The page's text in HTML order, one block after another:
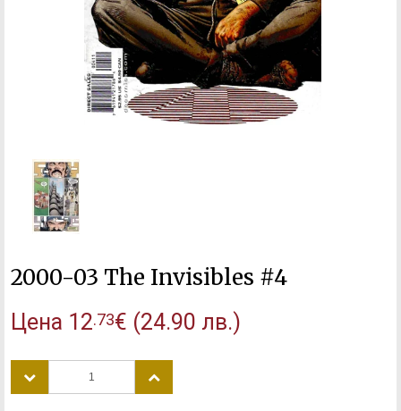
2000-03 The Invisibles #4
Цена 12.73€ (24.90 лв.)